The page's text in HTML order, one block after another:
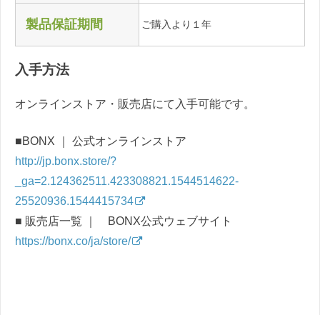
製品保証期間 ご購入より１年
入手方法
オンラインストア・販売店にて入手可能です。
■BONX ｜ 公式オンラインストア
http://jp.bonx.store/?
_ga=2.124362511.423308821.1544514622-
25520936.1544415734
■ 販売店一覧 ｜ BONX公式ウェブサイト
https://bonx.co/ja/store/